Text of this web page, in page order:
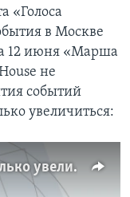
«Голоса
в Москве
12 июня «Марша
не
событий
увеличиться:
Количество протестующих только увеличится